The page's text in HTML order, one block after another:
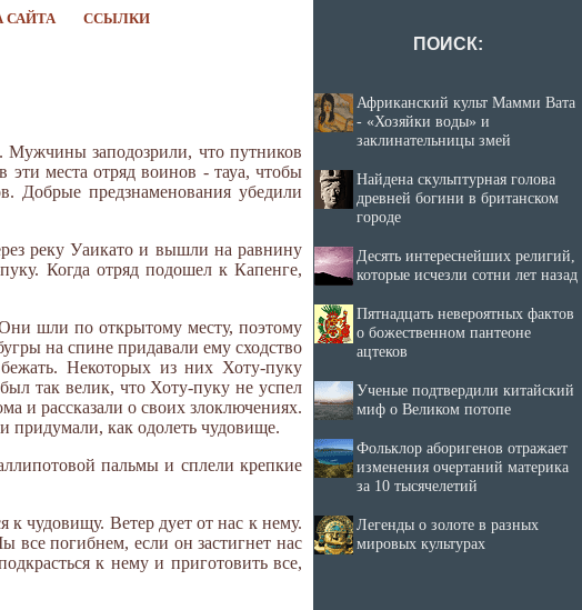
САЙТА ССЫЛКИ
Мужчины заподозрили, что путников
места отряд воинов - тауа, чтобы
Добрые предзнаменования убедили
реку Уаикато и вышли на равнину
Когда отряд подошел к Капенге,
шли по открытому месту, поэтому
на спине придавали ему сходство
Некоторых из них Хоту-пуку
так велик, что Хоту-пуку не успел
и рассказали о своих злоключениях.
придумали, как одолеть чудовище.
пальмы и сплели крепкие
чудовищу. Ветер дует от нас к нему.
погибнем, если он застигнет нас
к нему и приготовить все,
ПОИСК:
Африканский культ Мамми Вата
- «Хозяйки воды» и
заклинательницы змей
Найдена скульптурная голова
древней богини в британском
городе
Десять интереснейших религий,
которые исчезли сотни лет назад
Пятнадцать невероятных фактов
о божественном пантеоне
ацтеков
Ученые подтвердили китайский
миф о Великом потопе
Фольклор аборигенов отражает
изменения очертаний материка
за 10 тысячелетий
Легенды о золоте в разных
мировых культурах